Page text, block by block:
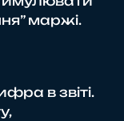
маржі.
в звіті.